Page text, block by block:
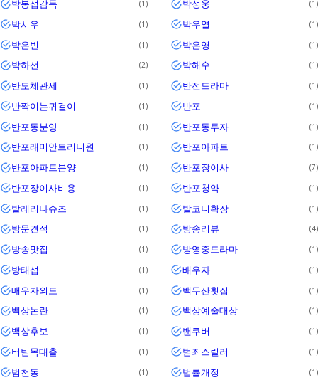
박봉섭감독 1 박성웅 1
박시우 1 박우열 1
박은빈 1 박은영 1
박하선 2 박해수 1
반도체관세 1 반전드라마 1
반짝이는귀걸이 1 반포 1
반포동분양 1 반포동투자 1
반포래미안트리니원 1 반포아파트 1
반포아파트분양 1 반포장이사 7
반포장이사비용 1 반포청약 1
발레리나슈즈 1 발코니확장 1
방문견적 1 방송리뷰 4
방송맛집 1 방영중드라마 1
방태섭 1 배우자 1
배우자외도 1 백두산횟집 1
백상논란 1 백상예술대상 1
백상후보 1 밴쿠버 1
버팀목대출 1 범죄스릴러 1
범천동 1 법률개정 1